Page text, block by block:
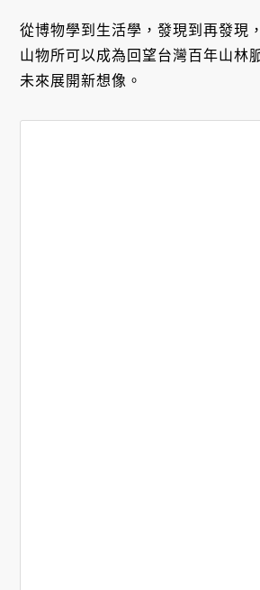
從博物學到生活學，發現到再發現
山物所可以成為回望台灣百年山林
未來展開新想像。